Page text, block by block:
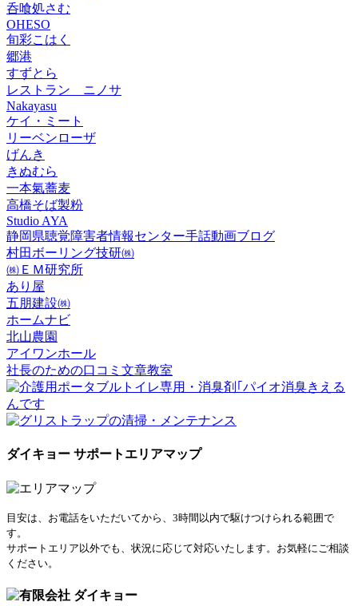
呑喰処さむ
OHESO
旬彩こはく
郷港
すずとら
レストラン ニノサ
Nakayasu
ケイ・ミート
リーベンローザ
げんき
きぬむら
一本氣蕎麦
高橋そば製粉
Studio AYA
静岡県聴覚障害者情報センター手話動画ブログ
村田ボーリング技研㈱
㈱ＥＭ研究所
あり屋
五朋建設㈱
ホームナビ
北山農園
アイワンホール
社長のための口コミ文章教室
ダイキョー サポートエリアマップ
目安は、お電話をいただいてから、3時間以内で駆けつけられる範囲で
す。
サポートエリア以外でも、状況に応じて対応いたします。お気軽にご相談
ください。